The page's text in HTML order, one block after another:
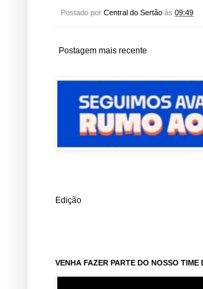
Postado por Central do Sertão às 09:49
Postagem mais recente
Edição
VENHA FAZER PARTE DO NOSSO